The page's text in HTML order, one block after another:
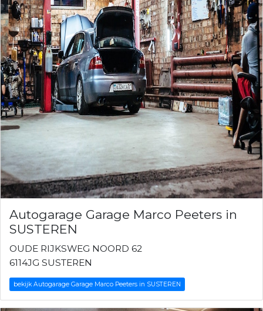
Autogarage Garage Marco Peeters in
SUSTEREN
OUDE RIJKSWEG NOORD 62
6114JG SUSTEREN
bekijk Autogarage Garage Marco Peeters in SUSTEREN